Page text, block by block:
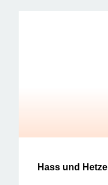
Hass und